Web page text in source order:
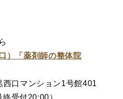
）「薬剤師の整体院
口マンション1号館401
受付20:00）